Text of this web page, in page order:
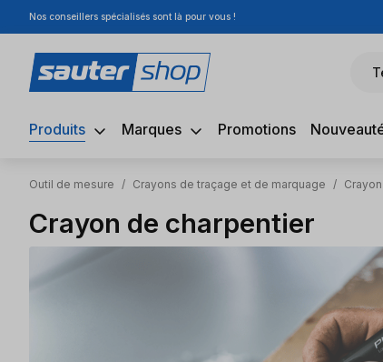
au contenu principal
Passer à la recherche
Passer à la navigation principale
Nos conseillers spécialisés sont là pour vous !
Produits Marques Promotions
Outil de mesure / Crayons de traçage et de marquage /
Crayon de charpentier